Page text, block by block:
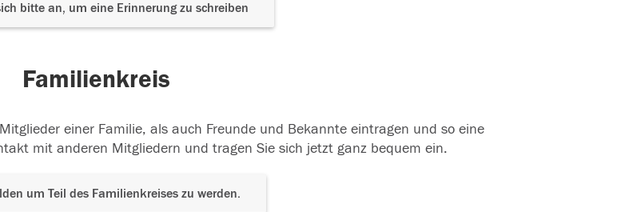
bitte an, um eine Erinnerung zu schreiben
Familienkreis
einer Familie, als auch Freunde und Bekannte eintragen und so eine
mit anderen Mitgliedern und tragen Sie sich jetzt ganz bequem ein.
um Teil des Familienkreises zu werden.